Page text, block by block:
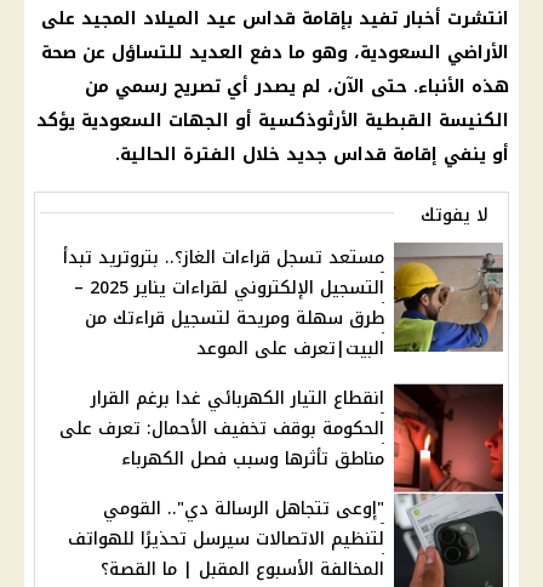
انتشرت أخبار تفيد بإقامة قداس عيد الميلاد المجيد على
الأراضي السعودية، وهو ما دفع العديد للتساؤل عن صحة
هذه الأنباء. حتى الآن، لم يصدر أي تصريح رسمي من
الكنيسة القبطية الأرثوذكسية أو الجهات السعودية يؤكد
أو ينفي إقامة قداس جديد خلال الفترة الحالية.
لا يفوتك
مستعد تسجل قراءات الغاز؟.. بتروتريد تبدأ
التسجيل الإلكتروني لقراءات يناير 2025 –
طرق سهلة ومريحة لتسجيل قراءتك من
البيت|تعرف على الموعد
انقطاع التيار الكهربائي غدا برغم القرار
الحكومة بوقف تخفيف الأحمال: تعرف على
مناطق تأثرها وسبب فصل الكهرباء
"إوعى تتجاهل الرسالة دي".. القومي
لتنظيم الاتصالات سيرسل تحذيرًا للهواتف
المخالفة الأسبوع المقبل | ما القصة؟